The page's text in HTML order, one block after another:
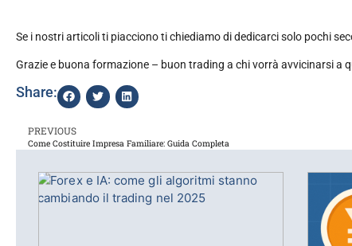
Se i nostri articoli ti piacciono ti chiediamo di dedicarci solo pochi
Grazie e buona formazione – buon trading a chi vorrà avvicinarsi a
Share:
PREVIOUS
Come Costituire Impresa Familiare: Guida Completa